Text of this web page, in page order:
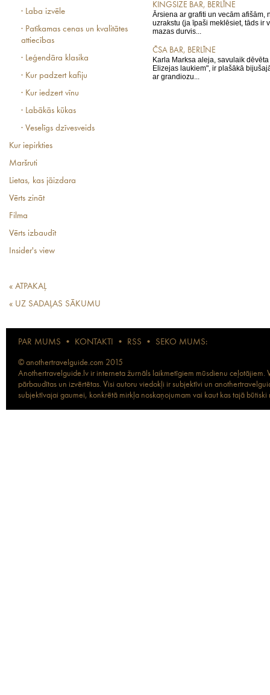
· Laba izvēle
· Patīkamas cenas un kvalitātes
attiecības
· Leģendāra klasika
· Kur padzert kafiju
· Kur iedzert vīnu
· Labākās kūkas
· Veselīgs dzīvesveids
Kur iepirkties
Maršruti
Lietas, kas jāizdara
Vērts zināt
Filma
Vērts izbaudīt
Insider's view
« ATPAKAĻ
« UZ SADAĻAS SĀKUMU
KINGSIZE BAR, BERLĪNE
Ārsiena ar grafiti un vecām afišām,
uzrakstu (ja īpaši meklēsiet, tāds ir
mazas durvis...
ČSA BAR, BERLĪNE
Karla Marksa aleja, savulaik
Elizejas laukiem", ir plašākā
ar grandiozu...
PAR MUMS • KONTAKTI • RSS • SEKO MUMS:
© anothertravelguide.com 2015
Anothertravelguide.lv ir interneta žurnāls laikmetīgiem mūsdienu
pārbaudītas un izvērtētas. Visi autoru viedokļi ir subjektīvi un
subjektīvajai gaumei, konkrētā mirkļa noskaņojumam vai kaut kas tajā